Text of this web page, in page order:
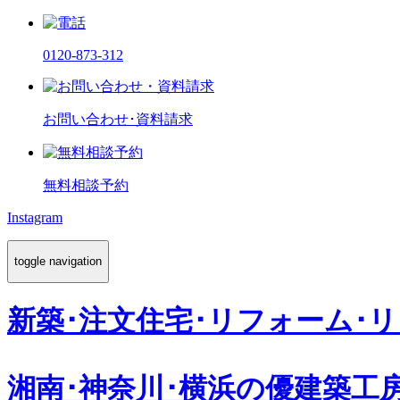
0120-873-312
お問い合わせ･資料請求
無料相談予約
Instagram
toggle navigation
新築･注文住宅･リフォーム･
湘南･神奈川･横浜の優建築工